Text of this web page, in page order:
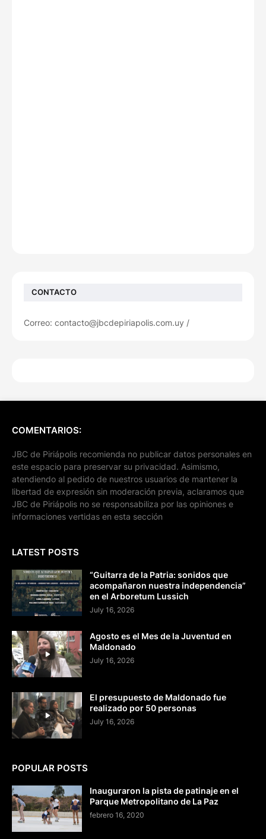
CONTACTO
Correo: contacto@jbcdepiriapolis.com.uy /
COMENTARIOS:
JBC de Piriápolis recomienda no publicar datos personales en
este espacio para preservar su privacidad. Asimismo,
atendiendo al pedido de nuestros usuarios de mantener la
libertad de expresión sin moderación previa, aclaramos que
JBC de Piriápolis no se responsabiliza por las opiniones e
informaciones vertidas en esta sección
LATEST POSTS
“Guitarra de la Patria: sonidos que
acompañaron nuestra independencia”
en el Arboretum Lussich
July 16, 2026
Agosto es el Mes de la Juventud en
Maldonado
July 16, 2026
El presupuesto de Maldonado fue
realizado por 50 personas
July 16, 2026
POPULAR POSTS
Inauguraron la pista de patinaje en el
Parque Metropolitano de La Paz
febrero 16, 2020